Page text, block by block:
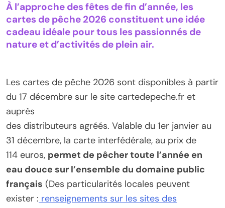
À l’approche des fêtes de fin d’année, les
cartes de pêche 2026 constituent une idée
cadeau idéale pour tous les passionnés de
nature et d’activités de plein air.
Les cartes de pêche 2026 sont disponibles à partir
du 17 décembre sur le site cartedepeche.fr et
auprès
des distributeurs agréés. Valable du 1er janvier au
31 décembre, la carte interfédérale, au prix de
114 euros, permet de pêcher toute l’année en
eau douce sur l’ensemble du domaine public
français (Des particularités locales peuvent
exister : renseignements sur les sites des